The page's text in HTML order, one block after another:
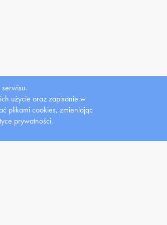
Gazeta studencka
Lemiesz
użycie oraz zapisanie w
plikami cookies, zmieniając
prywatności.